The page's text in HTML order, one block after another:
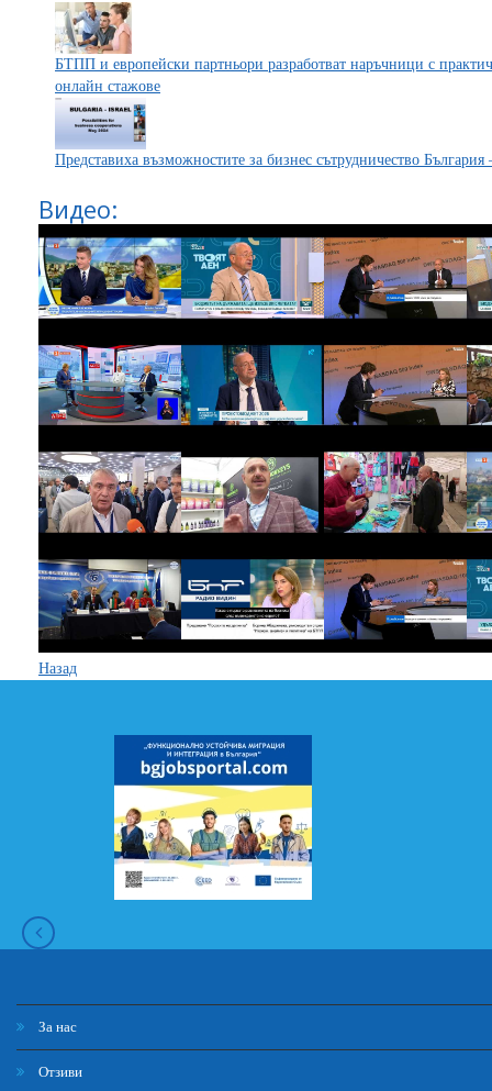
БТПП и европейски партньори разработват наръчници с
онлайн стажове
Представиха възможностите за бизнес сътрудничество България
Видео:
Назад
За нас
Отзиви